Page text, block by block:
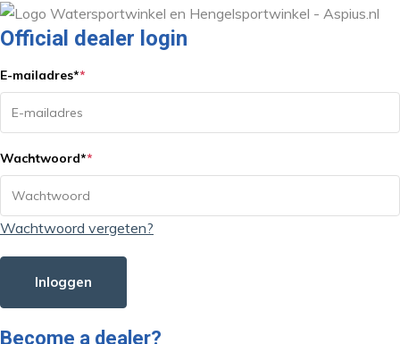
Official dealer login
E-mailadres**
Wachtwoord**
Wachtwoord vergeten?
Inloggen
Become a dealer?